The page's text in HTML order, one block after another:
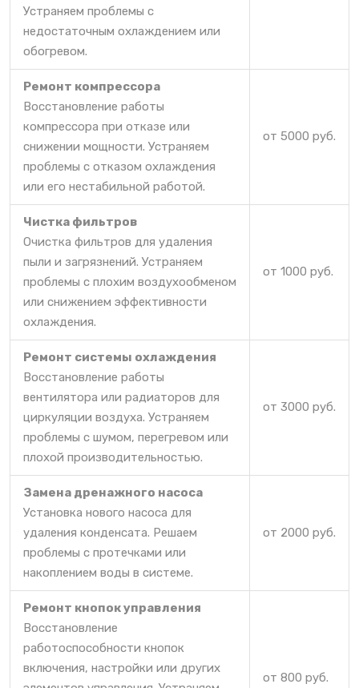
Устраняем проблемы с
недостаточным охлаждением или
обогревом.
Ремонт компрессора
Восстановление работы
компрессора при отказе или
снижении мощности. Устраняем
проблемы с отказом охлаждения
или его нестабильной работой.
от 5000 руб.
Чистка фильтров
Очистка фильтров для удаления
пыли и загрязнений. Устраняем
проблемы с плохим воздухообменом
или снижением эффективности
охлаждения.
от 1000 руб.
Ремонт системы охлаждения
Восстановление работы
вентилятора или радиаторов для
циркуляции воздуха. Устраняем
проблемы с шумом, перегревом или
плохой производительностью.
от 3000 руб.
Замена дренажного насоса
Установка нового насоса для
удаления конденсата. Решаем
проблемы с протечками или
накоплением воды в системе.
от 2000 руб.
Ремонт кнопок управления
Восстановление
работоспособности кнопок
включения, настройки или других
от 800 руб.